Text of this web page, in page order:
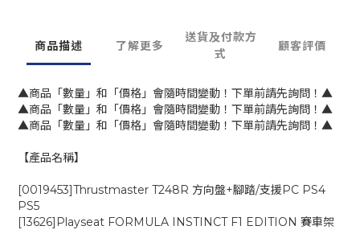
商品描述 了解更多
送貨及付款方
式
顧客評價
▲商品「數量」和「價格」會隨時間變動！下單前請先詢問！▲
▲商品「數量」和「價格」會隨時間變動！下單前請先詢問！▲
▲商品「數量」和「價格」會隨時間變動！下單前請先詢問！▲
【產品名稱】
[0019453]Thrustmaster T248R 方向盤+腳踏/支援PC PS4
PS5
[13626]Playseat FORMULA INSTINCT F1 EDITION 賽車架